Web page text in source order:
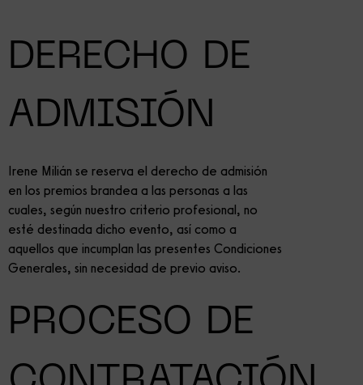
DERECHO DE
ADMISIÓN
Irene Milián se reserva el derecho de admisión
en los premios brandea a las personas a las
cuales, según nuestro criterio profesional, no
esté destinada dicho evento, así como a
aquellos que incumplan las presentes Condiciones
Generales, sin necesidad de previo aviso.
PROCESO DE